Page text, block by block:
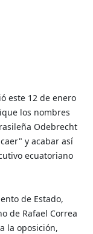
este 12 de enero
los nombres
Odebrecht
y acabar así
ecuatoriano
de Estado,
de Rafael Correa
la oposición,